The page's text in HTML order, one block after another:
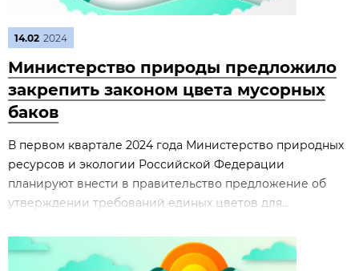
14.02 2024
Министерство природы предложило
закрепить законом цвета мусорных
баков
В первом квартале 2024 года Министерство природных
ресурсов и экологии Российской Федерации
планируют внести в правительство предложение об
утверждении требований единых цветов для...